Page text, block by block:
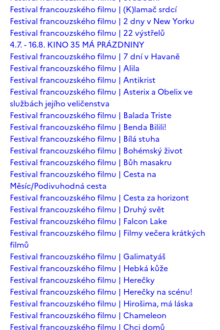
Festival francouzského filmu | (K)lamač srdcí
Festival francouzského filmu | 2 dny v New Yorku
Festival francouzského filmu | 22 výstřelů
4.7. - 16.8. KINO 35 MÁ PRÁZDNINY
Festival francouzského filmu | 7 dní v Havaně
Festival francouzského filmu | Alila
Festival francouzského filmu | Antikrist
Festival francouzského filmu | Asterix a Obelix ve
službách jejího veličenstva
Festival francouzského filmu | Balada Triste
Festival francouzského filmu | Benda Bilili!
Festival francouzského filmu | Bílá stuha
Festival francouzského filmu | Bohémský život
Festival francouzského filmu | Bůh masakru
Festival francouzského filmu | Cesta na
Měsíc/Podivuhodná cesta
Festival francouzského filmu | Cesta za horizont
Festival francouzského filmu | Druhý svět
Festival francouzského filmu | Falcon Lake
Festival francouzského filmu | Filmy večera krátkých
filmů
Festival francouzského filmu | Galimatyáš
Festival francouzského filmu | Hebká kůže
Festival francouzského filmu | Herečky
Festival francouzského filmu | Herečky na scénu!
Festival francouzského filmu | Hirošima, má láska
Festival francouzského filmu | Chameleon
Festival francouzského filmu | Chci domů